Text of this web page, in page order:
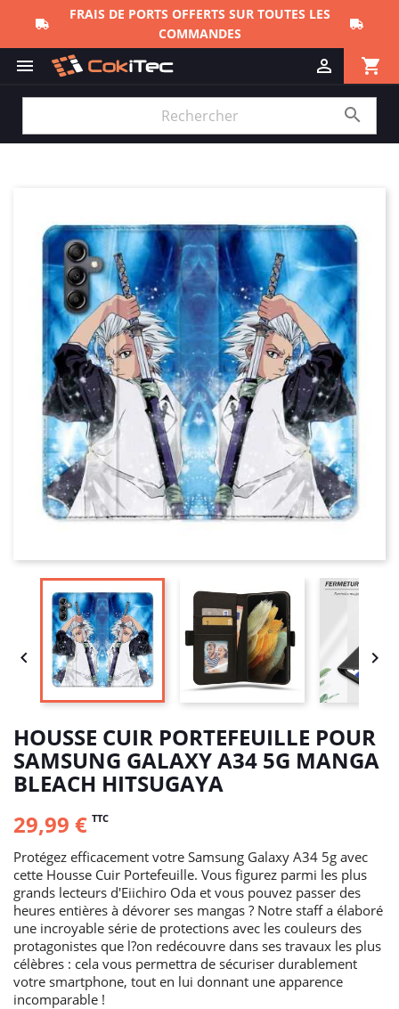
FRAIS DE PORTS OFFERTS SUR TOUTES LES
COMMANDES
 shopping_cart


 
HOUSSE CUIR PORTEFEUILLE POUR
SAMSUNG GALAXY A34 5G MANGA
BLEACH HITSUGAYA
29,99 € TTC
Protégez efficacement votre Samsung Galaxy A34 5g avec
cette Housse Cuir Portefeuille. Vous figurez parmi les plus
grands lecteurs d'Eiichiro Oda et vous pouvez passer des
heures entières à dévorer ses mangas ? Notre staff a élaboré
une incroyable série de protections avec les couleurs des
protagonistes que l?on redécouvre dans ses travaux les plus
célèbres : cela vous permettra de sécuriser durablement
votre smartphone, tout en lui donnant une apparence
incomparable !